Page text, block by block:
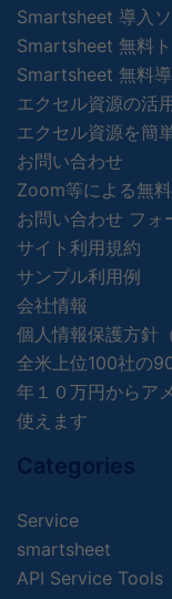
Smartsheet 導入
Smartsheet 無料
Smartsheet 無料
エクセル資源の活
エクセル資源を簡
お問い合わせ
Zoom等による無
お問い合わせ フォ
サイト利用規約
サンプル利用例
会社情報
個人情報保護方針
全米上位100社の
年１０万円からア
使えます
Categories
Service
smartsheet
API Service Tools